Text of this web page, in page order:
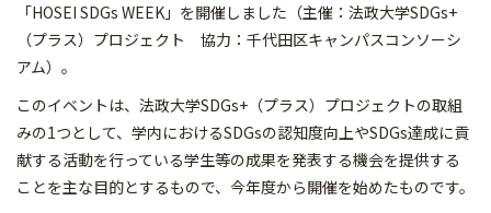
「HOSEI SDGs WEEK」を開催しました（主催：法政大学SDGs+
（プラス）プロジェクト 協力：千代田区キャンパスコンソーシ
アム）。
このイベントは、法政大学SDGs+（プラス）プロジェクトの取組
みの1つとして、学内におけるSDGsの認知度向上やSDGs達成に貢
献する活動を行っている学生等の成果を発表する機会を提供する
ことを主な目的とするもので、今年度から開催を始めたものです。